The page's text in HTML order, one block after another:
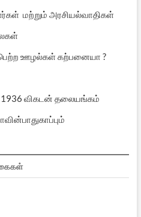
மற்றும் அரசியல்வாதிகள்
ஊழல்கள் கற்பனையா ?
1936 விகடன் தலையங்கம்